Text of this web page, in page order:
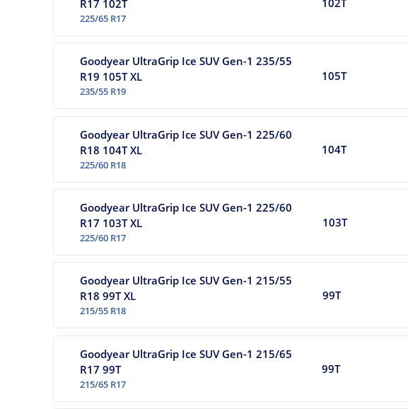
R17 102T
225/65 R17
102T
Goodyear UltraGrip Ice SUV Gen-1 235/55
R19 105T XL
235/55 R19
105T
Goodyear UltraGrip Ice SUV Gen-1 225/60
R18 104T XL
225/60 R18
104T
Goodyear UltraGrip Ice SUV Gen-1 225/60
R17 103T XL
225/60 R17
103T
Goodyear UltraGrip Ice SUV Gen-1 215/55
R18 99T XL
215/55 R18
99T
Goodyear UltraGrip Ice SUV Gen-1 215/65
R17 99T
215/65 R17
99T